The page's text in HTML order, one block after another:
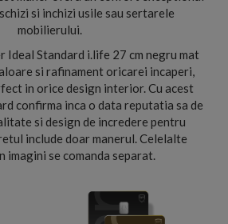
si inchizi usile sau sertarele
mobilierului.
Ideal Standard i.life 27 cm negru mat
si rafinament oricarei incaperi,
in orice design interior. Cu acest
confirma inca o data reputatia sa de
si design de incredere pentru
include doar manerul. Celelalte
imagini se comanda separat.